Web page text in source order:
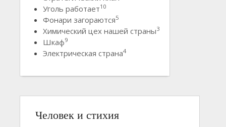
Уголь работает10
Фонари загораются5
Химический цех нашей страны3
Шкаф9
Электрическая страна4
Человек и стихия